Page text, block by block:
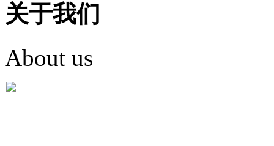
关于我们
About us